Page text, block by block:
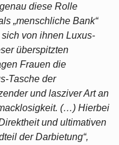
diese Rolle
„menschliche Bank“
von ihnen Luxus-
überspitzten
Frauen die
Tasche der
und lasziver Art an
(…) Hierbei
und ultimativen
der Darbietung“,